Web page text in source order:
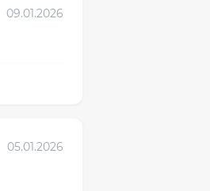
09.01.2026
05.01.2026